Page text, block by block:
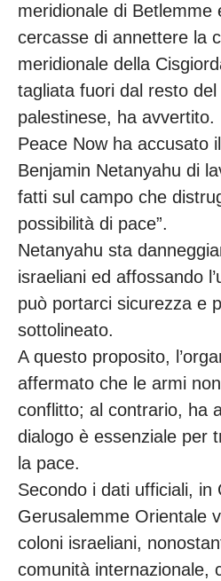
meridionale di Betlemme
cercasse di annettere la
meridionale della
tagliata fuori dal resto
palestinese, ha avvertito.
Peace Now ha accusato
Benjamin Netanyahu di
fatti sul campo che
possibilità di pace”.
Netanyahu sta
israeliani ed affossando
può portarci sicurezza e
sottolineato.
A questo proposito,
affermato che le armi
conflitto; al contrario, ha
dialogo è essenziale per
la pace.
Secondo i dati ufficiali, in
Gerusalemme Orientale
coloni israeliani,
comunità internazionale,